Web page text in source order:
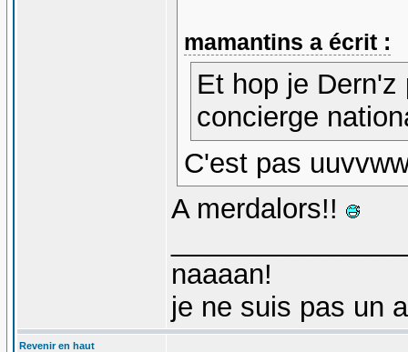
mamantins a écrit :
Et hop je
concierge
C'est pas
A merdalors!!
naaaan!
je ne suis pas un
Revenir en haut